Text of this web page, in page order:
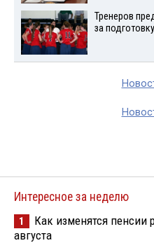
Тренеров
за
Интересное за неделю
1
Как изменятся пенсии
августа